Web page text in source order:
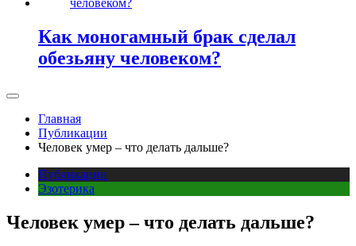
Как моногамный брак сделал
обезьяну человеком?
Главная
Публикации
Человек умер – что делать дальше?
Публикации
Эзотерика
Человек умер – что делать дальше?